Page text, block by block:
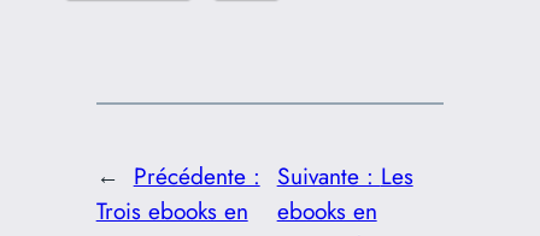
← Précédente :
Trois ebooks en
Suivante : Les
ebooks en